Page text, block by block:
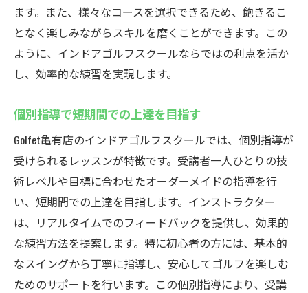
ます。また、様々なコースを選択できるため、飽きるこ
となく楽しみながらスキルを磨くことができます。この
ように、インドアゴルフスクールならではの利点を活か
し、効率的な練習を実現します。
個別指導で短期間での上達を目指す
Golfet亀有店のインドアゴルフスクールでは、個別指導が
受けられるレッスンが特徴です。受講者一人ひとりの技
術レベルや目標に合わせたオーダーメイドの指導を行
い、短期間での上達を目指します。インストラクター
は、リアルタイムでのフィードバックを提供し、効果的
な練習方法を提案します。特に初心者の方には、基本的
なスイングから丁寧に指導し、安心してゴルフを楽しむ
ためのサポートを行います。この個別指導により、受講